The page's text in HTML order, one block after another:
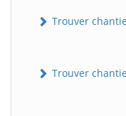
Trouver
Trouver